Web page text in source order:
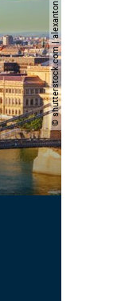
© shutterstock.com | alexanton